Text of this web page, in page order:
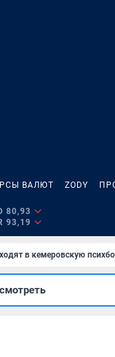
ВАЛЮТ ZODY
80,93
93,19
в кемеровскую